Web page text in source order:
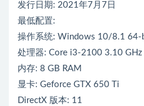
发行日期: 2021年7月7日
最低配置:
操作系统: Windows 10/8.1 64-
处理器: Core i3-2100 3.10 GHz
内存: 8 GB RAM
显卡: Geforce GTX 650 Ti
DirectX 版本: 11